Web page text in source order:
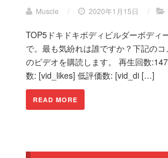
Muscle / 2020年1月15日 /
TOP5ドキドキボディビルダーボディ
で。最も気紛れは誰ですか？下記のコ
のビデオを購読します。 再生回数
数: [vid_likes] 低評価数: [vid_di […]
READ MORE